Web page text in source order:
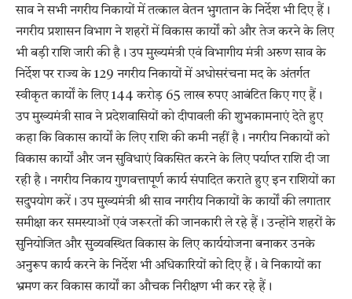
साव ने सभी नगरीय निकायों में तत्काल वेतन भुगतान के निर्देश भी दिए हैं।
नगरीय प्रशासन विभाग ने शहरों में विकास कार्यों को और तेज करने के लिए
भी बड़ी राशि जारी की है। उप मुख्यमंत्री एवं विभागीय मंत्री अरुण साव के
निर्देश पर राज्य के 129 नगरीय निकायों में अधोसरंचना मद के अंतर्गत
स्वीकृत कार्यों के लिए 144 करोड़ 65 लाख रुपए आबंटित किए गए हैं।
उप मुख्यमंत्री साव ने प्रदेशवासियों को दीपावली की शुभकामनाएं देते हुए
कहा कि विकास कार्यों के लिए राशि की कमी नहीं है। नगरीय निकायों को
विकास कार्यों और जन सुविधाएं विकसित करने के लिए पर्याप्त राशि दी जा
रही है। नगरीय निकाय गुणवत्तापूर्ण कार्य संपादित कराते हुए इन राशियों का
सदुपयोग करें। उप मुख्यमंत्री श्री साव नगरीय निकायों के कार्यों की लगातार
समीक्षा कर समस्याओं एवं जरूरतों की जानकारी ले रहे हैं। उन्होंने शहरों के
सुनियोजित और सुव्यवस्थित विकास के लिए कार्ययोजना बनाकर उनके
अनुरूप कार्य करने के निर्देश भी अधिकारियों को दिए हैं। वे निकायों का
भ्रमण कर विकास कार्यों का औचक निरीक्षण भी कर रहे हैं।